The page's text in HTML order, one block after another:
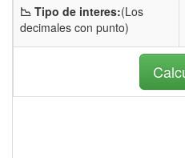
📉 Tipo de interes:(Los
decimales con punto)